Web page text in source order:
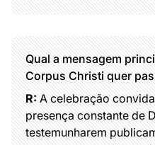
Qual a mensagem
Corpus Christi quer
R:A celebração
presença constante de
testemunharem